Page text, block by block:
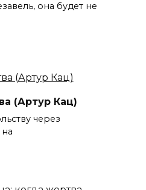
она будет не
(Артур Кац)
через